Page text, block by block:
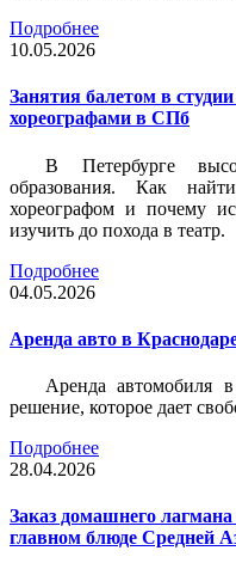
Подробнее
10.05.2026
Занятия балетом в
хореографами в СПб
В Петербурге
образования. Как
хореографом и почему
изучить до похода в театр.
Подробнее
04.05.2026
Аренда авто в
Аренда автомобиля
решение, которое дает
Подробнее
28.04.2026
Заказ домашнего
главном блюде Средней